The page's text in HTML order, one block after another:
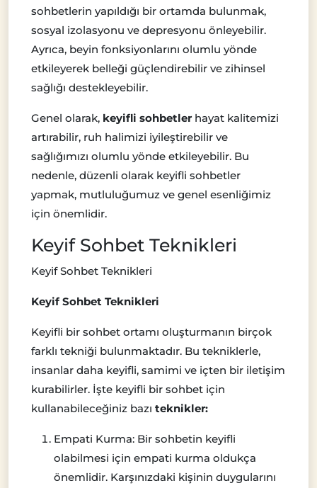
sohbetlerin yapıldığı bir ortamda bulunmak,
sosyal izolasyonu ve depresyonu önleyebilir.
Ayrıca, beyin fonksiyonlarını olumlu yönde
etkileyerek belleği güçlendirebilir ve zihinsel
sağlığı destekleyebilir.
Genel olarak, keyifli sohbetler hayat kalitemizi
artırabilir, ruh halimizi iyileştirebilir ve
sağlığımızı olumlu yönde etkileyebilir. Bu
nedenle, düzenli olarak keyifli sohbetler
yapmak, mutluluğumuz ve genel esenliğimiz
için önemlidir.
Keyif Sohbet Teknikleri
Keyif Sohbet Teknikleri
Keyif Sohbet Teknikleri
Keyifli bir sohbet ortamı oluşturmanın birçok
farklı tekniği bulunmaktadır. Bu tekniklerle,
insanlar daha keyifli, samimi ve içten bir iletişim
kurabilirler. İşte keyifli bir sohbet için
kullanabileceğiniz bazı teknikler:
Empati Kurma: Bir sohbetin keyifli
olabilmesi için empati kurma oldukça
önemlidir. Karşınızdaki kişinin duygularını